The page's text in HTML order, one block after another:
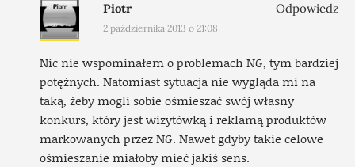
Piotr
2 października 2013 o 21:08
Nic nie wspominałem o problemach NG, tym bardziej
potężnych. Natomiast sytuacja nie wygląda mi na
taką, żeby mogli sobie ośmieszać swój własny
konkurs, który jest wizytówką i reklamą produktów
markowanych przez NG. Nawet gdyby takie celowe
ośmieszanie miałoby mieć jakiś sens.
Odpowiedz